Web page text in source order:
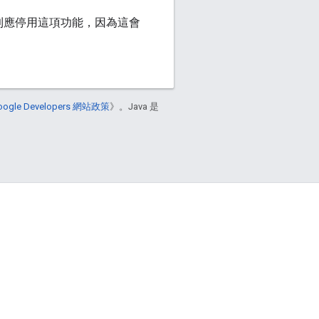
停用這項功能，因為這會
Developers 網站政策》。Java 是